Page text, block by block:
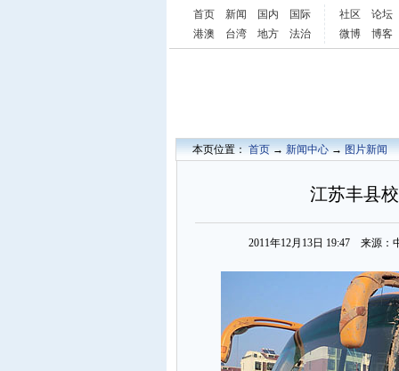
首页 新闻 国内
国际
港澳
台湾 地方 法治
社区
论坛
微博
博客
本页位置：首页→新闻中心→图片新闻
江苏丰县
2011年12月13日 19:47 来源